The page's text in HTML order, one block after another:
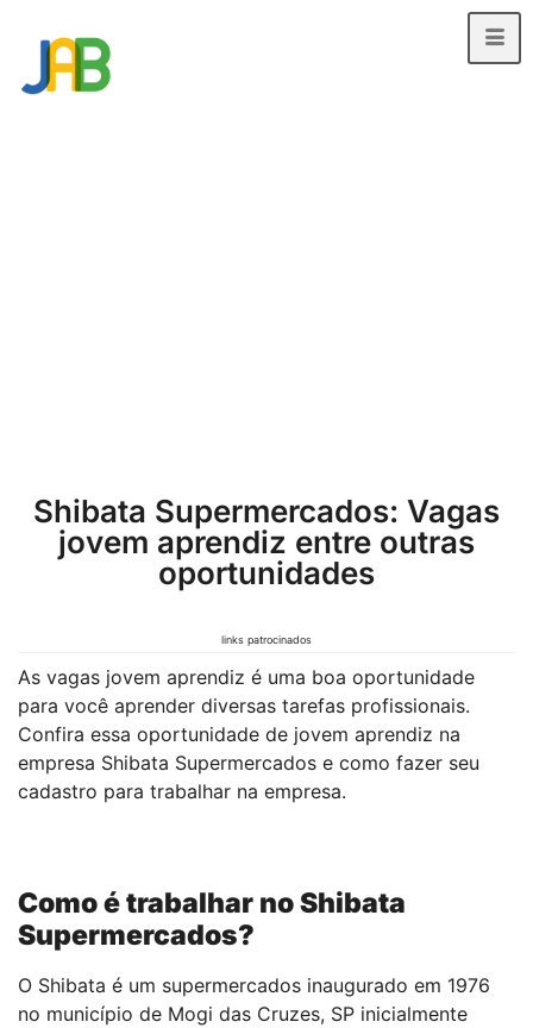
Shibata Supermercados: Vagas
jovem aprendiz entre outras
oportunidades
links patrocinados
As vagas jovem aprendiz é uma boa oportunidade
para você aprender diversas tarefas profissionais.
Confira essa oportunidade de jovem aprendiz na
empresa Shibata Supermercados e como fazer seu
cadastro para trabalhar na empresa.
Como é trabalhar no Shibata
Supermercados?
O Shibata é um supermercados inaugurado em 1976
no município de Mogi das Cruzes, SP inicialmente